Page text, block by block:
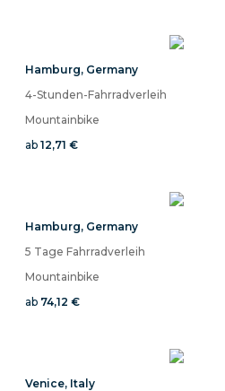
Hamburg, Germany
4-Stunden-Fahrradverleih
Mountainbike
ab 12,71 €
Hamburg, Germany
5 Tage Fahrradverleih
Mountainbike
ab 74,12 €
Venice, Italy